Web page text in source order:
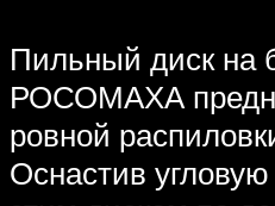
Пильный диск на
РОСОМАХА
ровной
Оснастив